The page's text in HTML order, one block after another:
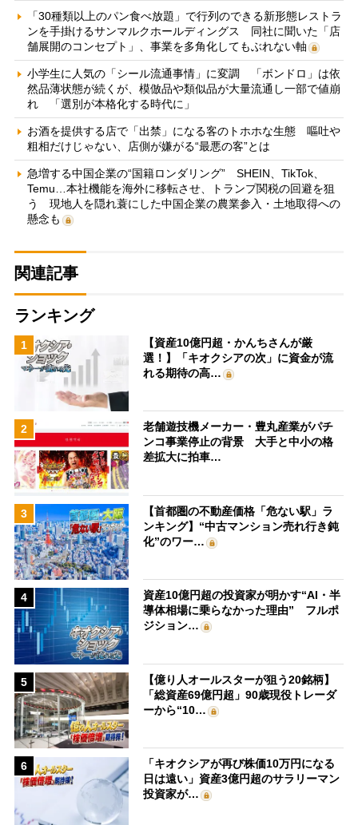
「30種類以上のパン食べ放題」で行列のできる新形態レストラ
ンを手掛けるサンマルクホールディングス 同社に聞いた「店
舗展開のコンセプト」、事業を多角化してもぶれない軸
小学生に人気の「シール流通事情」に変調 「ボンドロ」は依
然品薄状態が続くが、模倣品や類似品が大量流通し一部で値崩
れ 「選別が本格化する時代に」
お酒を提供する店で「出禁」になる客のトホホな生態 嘔吐や
粗相だけじゃない、店側が嫌がる“最悪の客”とは
急増する中国企業の“国籍ロンダリング” SHEIN、TikTok、
Temu…本社機能を海外に移転させ、トランプ関税の回避を狙
う 現地人を隠れ蓑にした中国企業の農業参入・土地取得への
懸念も
関連記事
ランキング
1
【資産10億円超・かんちさんが厳
選！】「キオクシアの次」に資金が流
れる期待の高…
2
老舗遊技機メーカー・豊丸産業がパチ
ンコ事業停止の背景 大手と中小の格
差拡大に拍車…
3
【首都圏の不動産価格「危ない駅」ラ
ンキング】“中古マンション売れ行き鈍
化”のワー…
4
資産10億円超の投資家が明かす“AI・半
導体相場に乗らなかった理由” フルポ
ジション…
5
【億り人オールスターが狙う20銘柄】
「総資産69億円超」90歳現役トレーダ
ーから“10…
6
「キオクシアが再び株価10万円になる
日は遠い」資産3億円超のサラリーマン
投資家が…